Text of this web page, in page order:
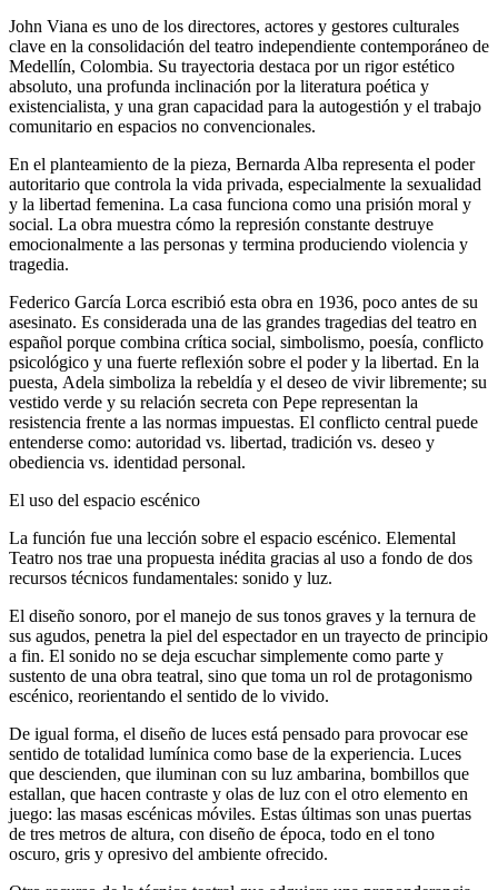
John Viana es uno de los directores, actores y gestores culturales
clave en la consolidación del teatro independiente contemporáneo de
Medellín, Colombia. Su trayectoria destaca por un rigor estético
absoluto, una profunda inclinación por la literatura poética y
existencialista, y una gran capacidad para la autogestión y el trabajo
comunitario en espacios no convencionales.
En el planteamiento de la pieza, Bernarda Alba representa el poder
autoritario que controla la vida privada, especialmente la sexualidad
y la libertad femenina. La casa funciona como una prisión moral y
social. La obra muestra cómo la represión constante destruye
emocionalmente a las personas y termina produciendo violencia y
tragedia.
Federico García Lorca escribió esta obra en 1936, poco antes de su
asesinato. Es considerada una de las grandes tragedias del teatro en
español porque combina crítica social, simbolismo, poesía, conflicto
psicológico y una fuerte reflexión sobre el poder y la libertad. En la
puesta, Adela simboliza la rebeldía y el deseo de vivir libremente; su
vestido verde y su relación secreta con Pepe representan la
resistencia frente a las normas impuestas. El conflicto central puede
entenderse como: autoridad vs. libertad, tradición vs. deseo y
obediencia vs. identidad personal.
El uso del espacio escénico
La función fue una lección sobre el espacio escénico. Elemental
Teatro nos trae una propuesta inédita gracias al uso a fondo de dos
recursos técnicos fundamentales: sonido y luz.
El diseño sonoro, por el manejo de sus tonos graves y la ternura de
sus agudos, penetra la piel del espectador en un trayecto de principio
a fin. El sonido no se deja escuchar simplemente como parte y
sustento de una obra teatral, sino que toma un rol de protagonismo
escénico, reorientando el sentido de lo vivido.
De igual forma, el diseño de luces está pensado para provocar ese
sentido de totalidad lumínica como base de la experiencia. Luces
que descienden, que iluminan con su luz ambarina, bombillos que
estallan, que hacen contraste y olas de luz con el otro elemento en
juego: las masas escénicas móviles. Estas últimas son unas puertas
de tres metros de altura, con diseño de época, todo en el tono
oscuro, gris y opresivo del ambiente ofrecido.